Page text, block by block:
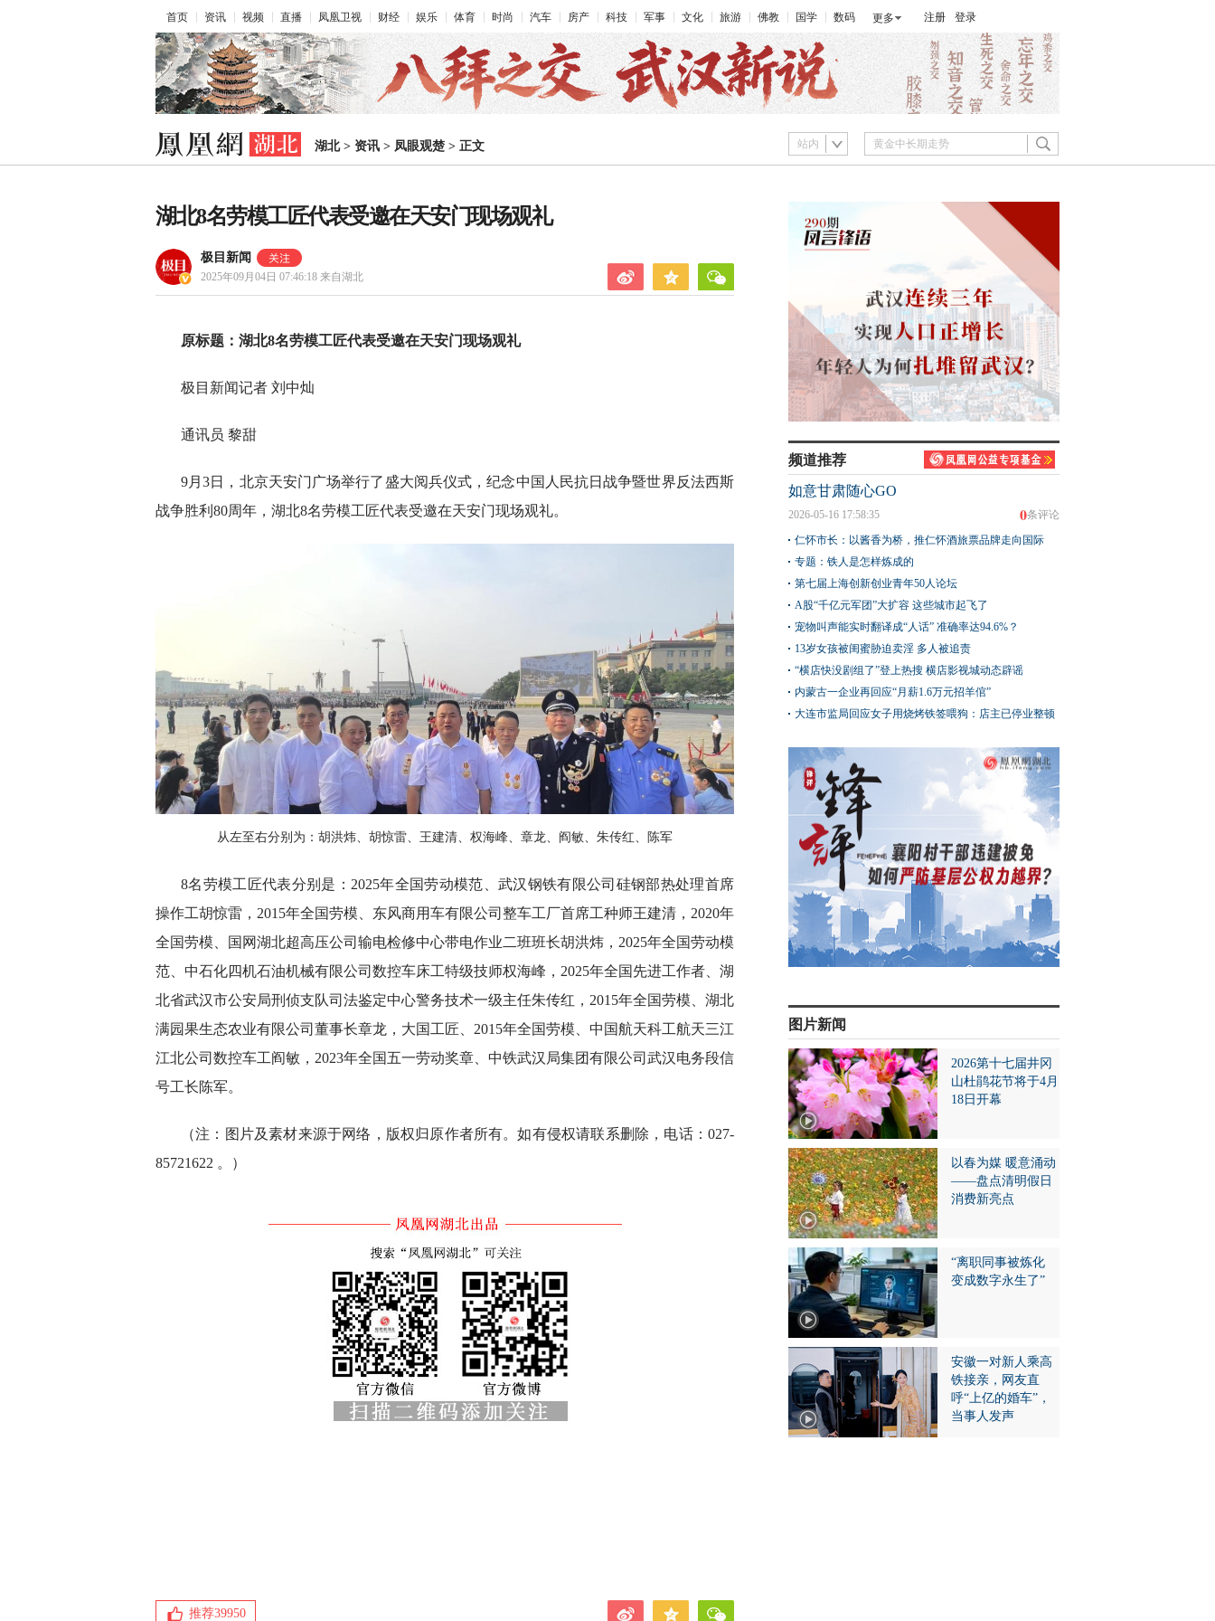
首页 资讯 视频 直播 凤凰卫视 财经 娱乐 体育 时尚 汽车 房产 科技 军事 文化 旅游 佛教 国学 数码 更多 注册 登录
湖北> 资讯 > 凤眼观楚 > 正文 站内
湖北8名劳模工匠代表受邀在天安门现场观礼
极目新闻
2025年09月04日 07:46:18 来自湖北
原标题：湖北8名劳模工匠代表受邀在天安门现场观礼
极目新闻记者 刘中灿
通讯员 黎甜
9月3日，北京天安门广场举行了盛大阅兵仪式，纪念中国人民抗日战争暨世界反法西斯
战争胜利80周年，湖北8名劳模工匠代表受邀在天安门现场观礼。
从左至右分别为：胡洪炜、胡惊雷、王建清、权海峰、章龙、阎敏、朱传红、陈军
8名劳模工匠代表分别是：2025年全国劳动模范、武汉钢铁有限公司硅钢部热处理首席
操作工胡惊雷，2015年全国劳模、东风商用车有限公司整车工厂首席工种师王建清，2020年
全国劳模、国网湖北超高压公司输电检修中心带电作业二班班长胡洪炜，2025年全国劳动模
范、中石化四机石油机械有限公司数控车床工特级技师权海峰，2025年全国先进工作者、湖
北省武汉市公安局刑侦支队司法鉴定中心警务技术一级主任朱传红，2015年全国劳模、湖北
满园果生态农业有限公司董事长章龙，大国工匠、2015年全国劳模、中国航天科工航天三江
江北公司数控车工阎敏，2023年全国五一劳动奖章、中铁武汉局集团有限公司武汉电务段信
号工长陈军。
（注：图片及素材来源于网络，版权归原作者所有。如有侵权请联系删除，电话：027-
85721622 。）
推荐39950
频道推荐
如意甘肃随心GO
0条评论
2026-05-16 17:58:35
仁怀市长：以酱香为桥，推仁怀酒旅票品牌走向国际
专题：铁人是怎样炼成的
第七届上海创新创业青年50人论坛
A股“千亿元军团”大扩容 这些城市起飞了
宠物叫声能实时翻译成“人话” 准确率达94.6%？
13岁女孩被闺蜜胁迫卖淫 多人被追责
“横店快没剧组了”登上热搜 横店影视城动态辟谣
内蒙古一企业再回应“月薪1.6万元招羊倌”
大连市监局回应女子用烧烤铁签喂狗：店主已停业整顿
图片新闻
2026第十七届井冈
山杜鹃花节将于4月
18日开幕
以春为媒 暖意涌动
——盘点清明假日
消费新亮点
“离职同事被炼化
变成数字永生了”
安徽一对新人乘高
铁接亲，网友直
呼“上亿的婚车”，
当事人发声